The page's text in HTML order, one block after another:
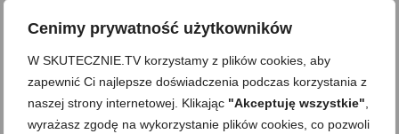
Cenimy prywatność użytkowników
W SKUTECZNIE.TV korzystamy z plików cookies, aby
zapewnić Ci najlepsze doświadczenia podczas korzystania z
naszej strony internetowej. Klikając "Akceptuję wszystkie"
wyrażasz zgodę na wykorzystanie plików cookies, co pozwoli